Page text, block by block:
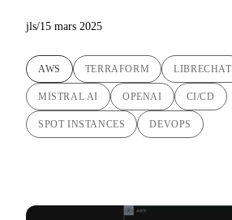
jls/15 mars 2025
AWS TERRAFORM LIBRECHAT
MISTRAL AI OPENAI CI/CD
SPOT INSTANCES DEVOPS